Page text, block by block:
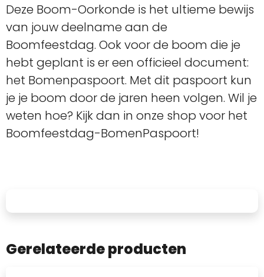
Deze Boom-Oorkonde is het ultieme bewijs
van jouw deelname aan de
Boomfeestdag. Ook voor de boom die je
hebt geplant is er een officieel document:
het Bomenpaspoort. Met dit paspoort kun
je je boom door de jaren heen volgen. Wil je
weten hoe? Kijk dan in onze shop voor het
Boomfeestdag-BomenPaspoort!
Gerelateerde producten